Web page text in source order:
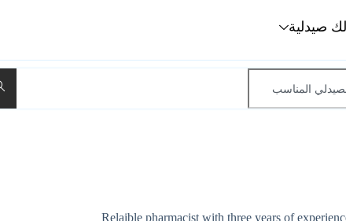
صيدلية
Relaible pharmacist with three years of